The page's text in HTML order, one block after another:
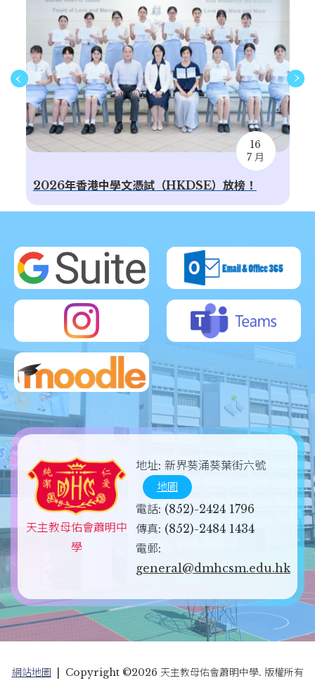
16
7 月
2026年香港中學文憑試（HKDSE）放榜！
天主教母佑會蕭明中
學
地址: 新界葵涌葵葉街六號
地圖
電話: (852)-2424 1796
傳真: (852)-2484 1434
電郵:
general@dmhcsm.edu.hk
網站地圖 | Copyright ©2026 天主教母佑會蕭明中學. 版權所有